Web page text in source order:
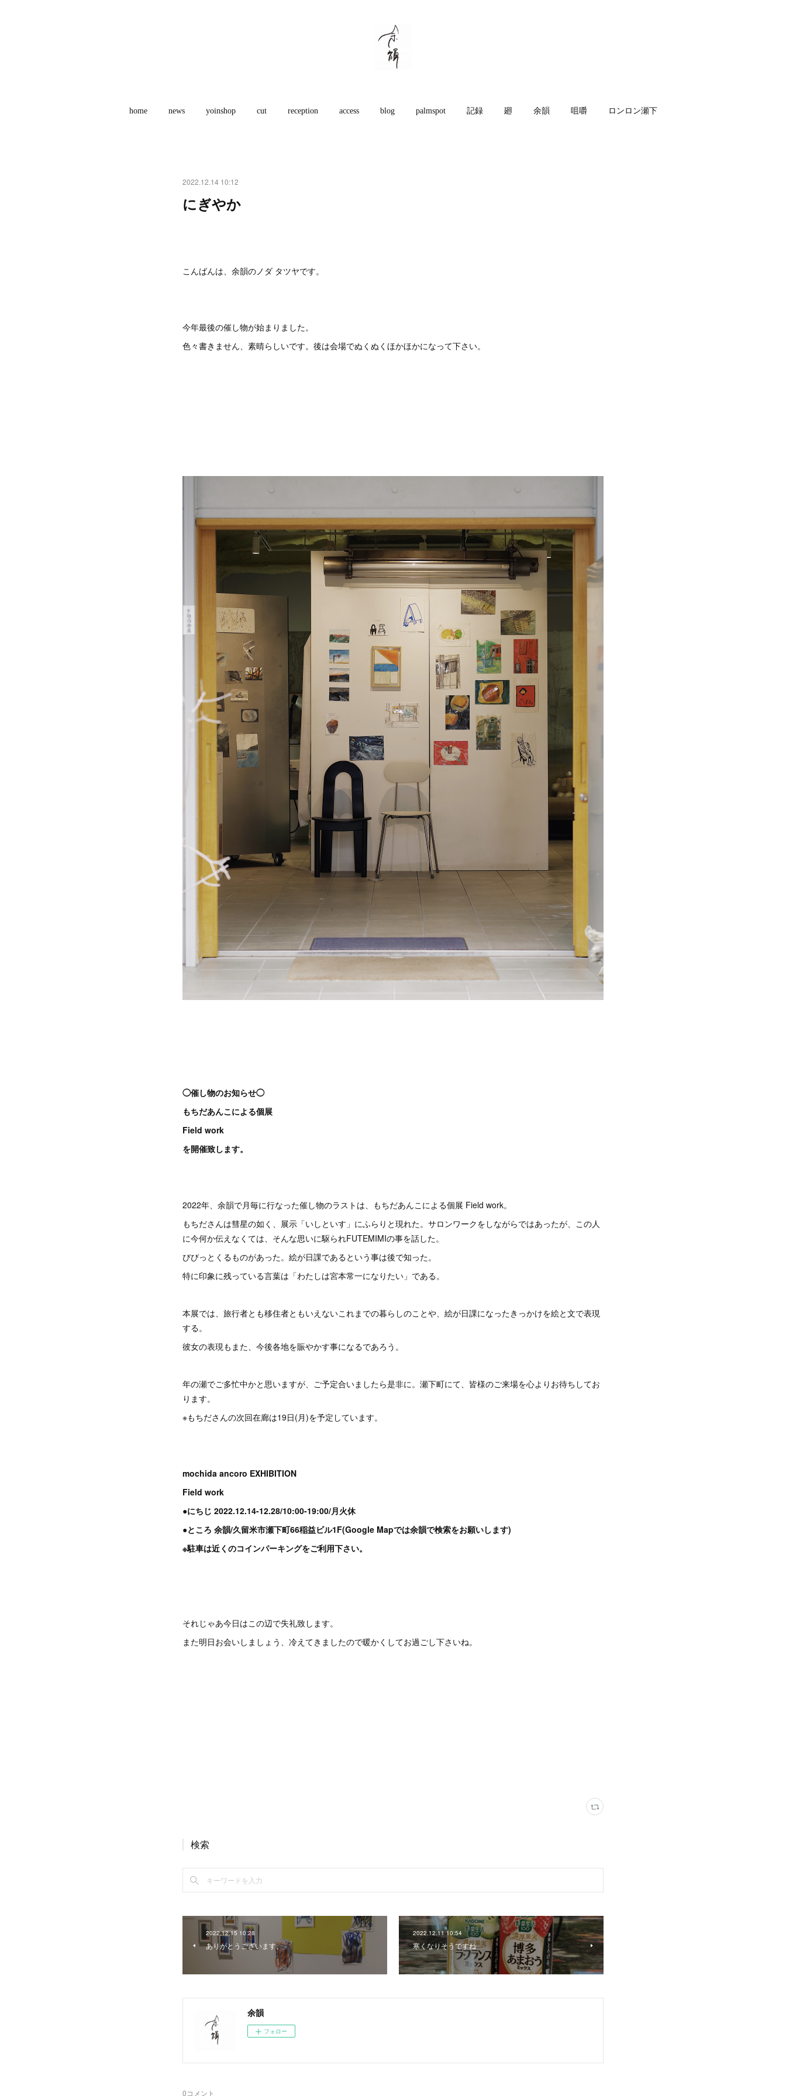
home news yoinshop cut reception access blog palmspot 記録 廻 余韻 咀嚼 ロンロン瀬下
2022.12.14 10:12
にぎやか
こんばんは、余韻のノダ タツヤです。
今年最後の催し物が始まりました。
色々書きません、素晴らしいです。後は会場でぬくぬくほかほかになって下さい。
◯催し物のお知らせ◯
もちだあんこによる個展
Field work
を開催致します。
2022年、余韻で月毎に行なった催し物のラストは、もちだあんこによる個展 Field work。
もちださんは彗星の如く、展示「いしといす」にふらりと現れた。サロンワークをしながらではあったが、この人
に今何か伝えなくては、そんな思いに駆られFUTEMIMIの事を話した。
びびっとくるものがあった。絵が日課であるという事は後で知った。
特に印象に残っている言葉は「わたしは宮本常一になりたい」である。
本展では、旅行者とも移住者ともいえないこれまでの暮らしのことや、絵が日課になったきっかけを絵と文で表現
する。
彼女の表現もまた、今後各地を賑やかす事になるであろう。
年の瀬でご多忙中かと思いますが、ご予定合いましたら是非に。瀬下町にて、皆様のご来場を心よりお待ちしてお
ります。
※もちださんの次回在廊は19日(月)を予定しています。
mochida ancoro EXHIBITION
Field work
●にちじ 2022.12.14-12.28/10:00-19:00/月火休
●ところ 余韻/久留米市瀬下町66稲益ビル1F(Google Mapでは余韻で検索をお願いします)
※駐車は近くのコインパーキングをご利用下さい。
それじゃあ今日はこの辺で失礼致します。
また明日お会いしましょう、冷えてきましたので暖かくしてお過ごし下さいね。
検索
2022.12.15 10:28
ありがとうございます。
2022.12.11 10:54
寒くなりそうですね
余韻
フォロー
0コメント